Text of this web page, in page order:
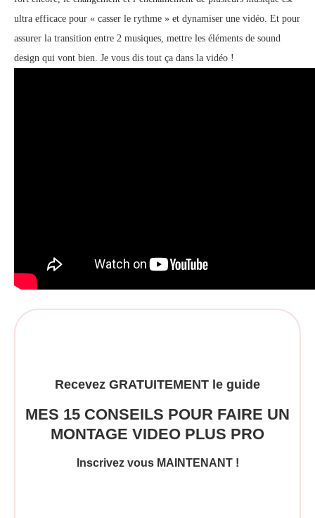
ultra efficace pour « casser le rythme » et dynamiser une vidéo. Et pour
assurer la transition entre 2 musiques, mettre les éléments de sound
design qui vont bien. Je vous dis tout ça dans la vidéo !
Recevez GRATUITEMENT le guide
MES 15 CONSEILS POUR FAIRE UN
MONTAGE VIDEO PLUS PRO
Inscrivez vous MAINTENANT !